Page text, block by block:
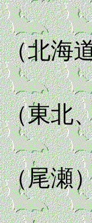
ヒ
（北海
フ
（東北
オ
（尾瀬
シ